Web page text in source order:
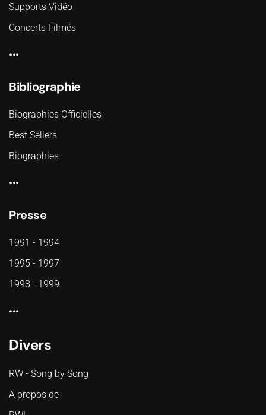
Supports Vidéo
Concerts Filmés
...
Bibliographie
Biographies Officielles
Best Sellers
Biographies
...
Presse
1991 - 1994
1995 - 1997
1998 - 1999
...
Divers
RW - Song by Song
A propos de